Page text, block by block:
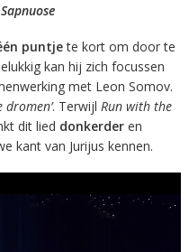
puntjete kort om door te
kan hij zich focussen
met Leon Somov.
dromen’. Terwijl Run with the
dit lied donkerderen
kant van Jurijus kennen.